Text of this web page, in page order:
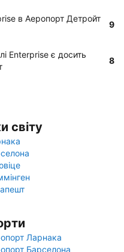
в Аеропорт Детройт
9
Enterprise є досить
8
світу
Ларнака
Барселона